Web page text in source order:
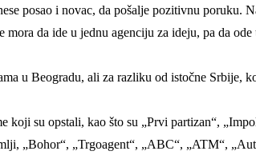
posao i novac, da pošalje pozitivnu poruku.
da ide u jednu agenciju za ideju, pa da
u Beogradu, ali za razliku od istočne Srbije,
su opstali, kao što su „Prvi partizan“,
„Bohor“, „Trgoagent“, „ABC“, „ATM“,